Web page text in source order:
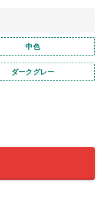
中色
ダークグレー